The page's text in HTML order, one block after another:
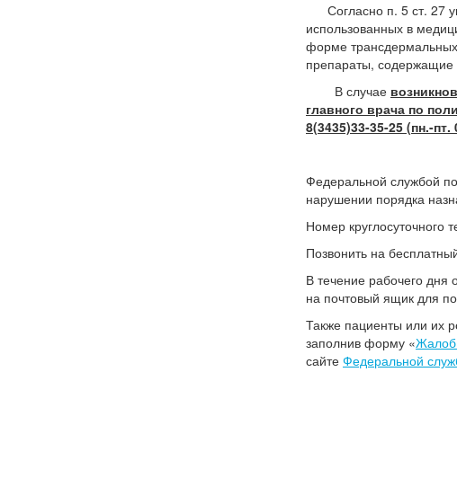
Согласно п. 5 ст. 27
использованных в
форме трансдермальных
препараты, содержащие
В случае
главного врача по
8(3435)33-35-25 (пн.-пт.
Федеральной службой
нарушении порядка
Номер круглосуточного
Позвонить на
В течение рабочего
на почтовый ящик для
Также пациенты или их
заполнив форму «
сайте Федеральной